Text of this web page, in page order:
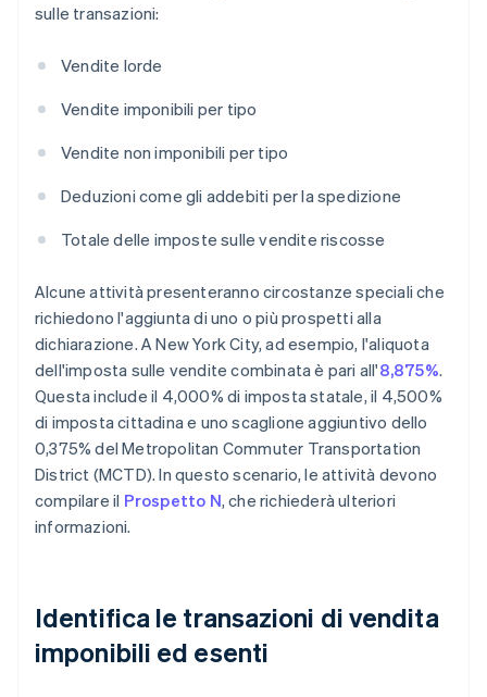
sulle transazioni:
Vendite lorde
Vendite imponibili per tipo
Vendite non imponibili per tipo
Deduzioni come gli addebiti per la spedizione
Totale delle imposte sulle vendite riscosse
Alcune attività presenteranno circostanze speciali che
richiedono l'aggiunta di uno o più prospetti alla
dichiarazione. A New York City, ad esempio, l'aliquota
dell'imposta sulle vendite combinata è pari all'8,875%.
Questa include il 4,000% di imposta statale, il 4,500%
di imposta cittadina e uno scaglione aggiuntivo dello
0,375% del Metropolitan Commuter Transportation
District (MCTD). In questo scenario, le attività devono
compilare il Prospetto N, che richiederà ulteriori
informazioni.
Identifica le transazioni di vendita
imponibili ed esenti